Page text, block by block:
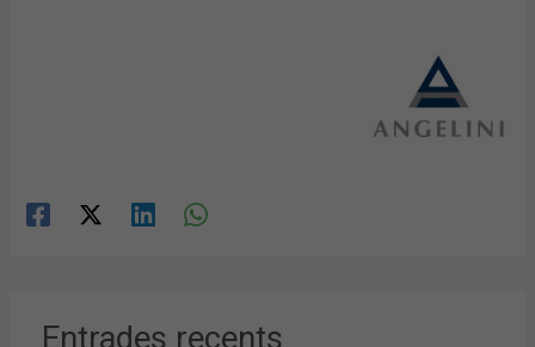
Entrades recents